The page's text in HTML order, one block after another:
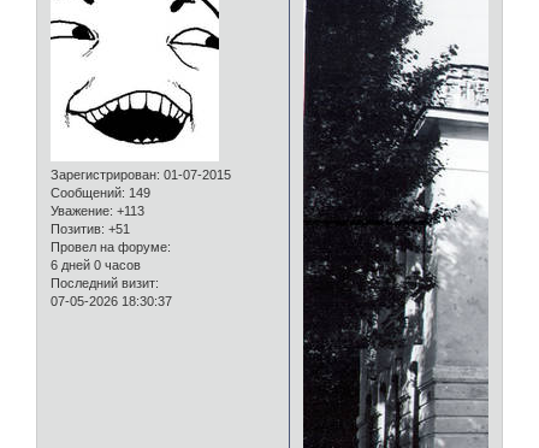
Зарегистрирован: 01-07-2015
Сообщений: 149
Уважение: +113
Позитив: +51
Провел на форуме:
6 дней 0 часов
Последний визит:
07-05-2026 18:30:37